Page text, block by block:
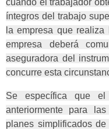
íntegros del trabajo
la empresa que
empresa deberá
aseguradora del
concurre esta
Se específica que
anteriormente para
planes simplificados